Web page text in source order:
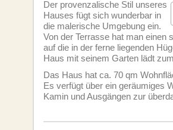
Der provenzalische Stil unseres
Hauses fügt sich wunderbar in
die malerische Umgebung ein.
Von der Terrasse hat man einen
auf die in der ferne liegenden
Haus mit seinem Garten lädt
Das Haus hat ca. 70 qm
Es verfügt über ein geräumiges
Kamin und Ausgängen zur